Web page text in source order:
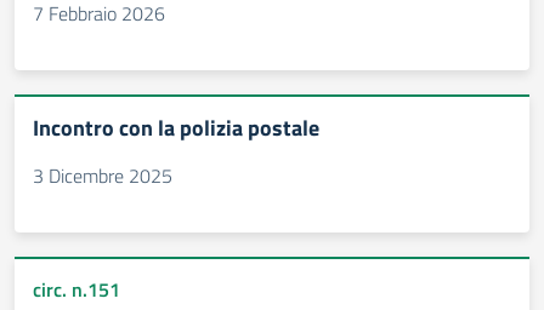
7 Febbraio 2026
Incontro con la polizia postale
3 Dicembre 2025
circ. n.151